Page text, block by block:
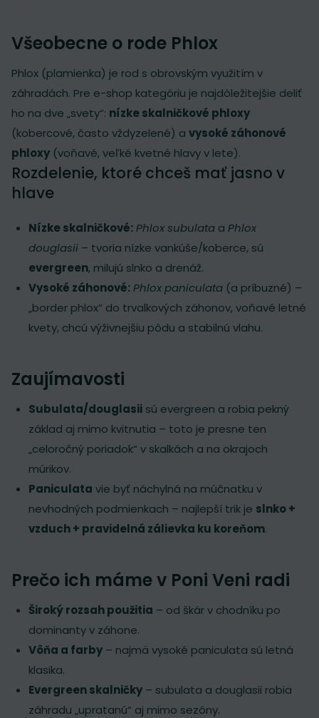
Všeobecne o rode Phlox
Phlox (plamienka) je rod s obrovským využitím v
záhradách. Pre e-shop kategóriu je najdôležitejšie deliť
ho na dve „svety“: nízke skalničkové phloxy
(kobercové, často vždyzelené) a vysoké záhonové
phloxy (voňavé, veľké kvetné hlavy v lete).
Rozdelenie, ktoré chceš mať jasno v
hlave
Nízke skalničkové:Phlox subulata a Phlox
douglasii – tvoria nízke vankúše/koberce, sú
evergreen, milujú slnko a drenáž.
Vysoké záhonové:Phlox paniculata (a príbuzné) –
„border phlox“ do trvalkových záhonov, voňavé letné
kvety, chcú výživnejšiu pôdu a stabilnú vlahu.
Zaujímavosti
Subulata/douglasii sú evergreen a robia pekný
základ aj mimo kvitnutia – toto je presne ten
„celoročný poriadok“ v skalkách a na okrajoch
múrikov.
Paniculata vie byť náchylná na múčnatku v
nevhodných podmienkach – najlepší trik je slnko +
vzduch + pravidelná zálievka ku koreňom.
Prečo ich máme v Poni Veni radi
Široký rozsah použitia – od škár v chodníku po
dominanty v záhone.
Vôňa a farby – najmä vysoké paniculata sú letná
klasika.
Evergreen skalničky – subulata a douglasii robia
záhradu „upratanú“ aj mimo sezóny.